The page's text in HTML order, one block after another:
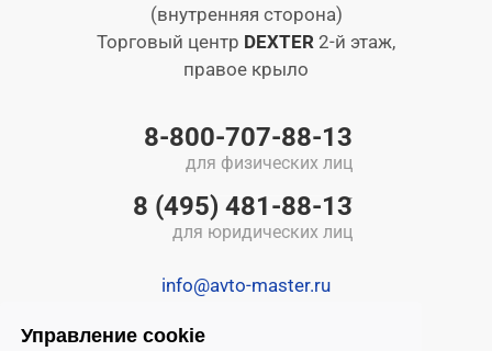
Управление cookie
(внутренняя сторона)
Торговый центр DEXTER 2-й этаж,
правое крыло
8-800-707-88-13
для физических лиц
8 (495) 481-88-13
для юридических лиц
info@avto-master.ru